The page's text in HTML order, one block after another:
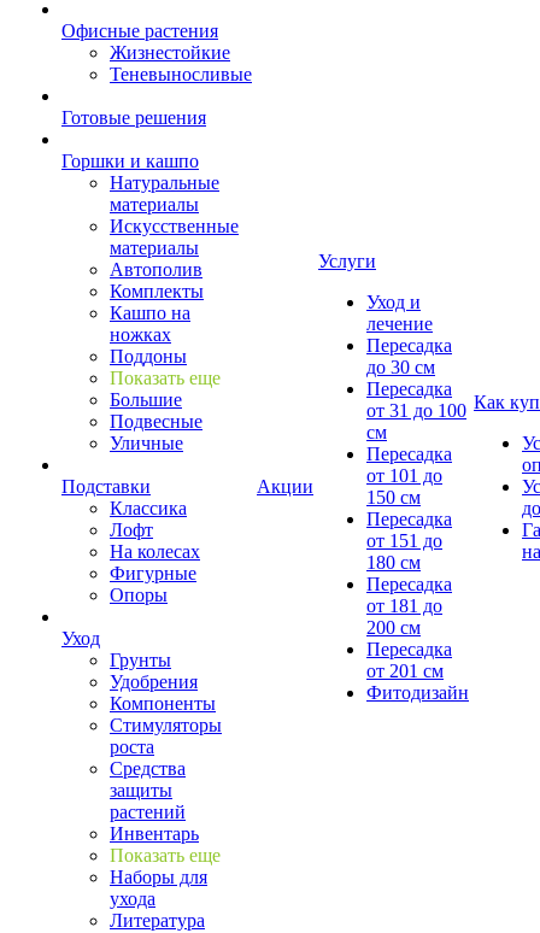
Офисные растения
Жизнестойкие
Теневыносливые
Готовые решения
Горшки и кашпо
Натуральные
материалы
Искусственные
материалы
Автополив
Комплекты
Кашпо на
ножках
Поддоны
Показать еще
Большие
Подвесные
Уличные
Подставки
Классика
Лофт
На колесах
Фигурные
Опоры
Уход
Грунты
Удобрения
Компоненты
Стимуляторы
роста
Средства
защиты
растений
Инвентарь
Показать еще
Наборы для
ухода
Литература
Акции
Услуги
Уход и
лечение
Пересадка
до 30 см
Пересадка
от 31 до 100
см
Пересадка
от 101 до
150 см
Пересадка
от 151 до
180 см
Пересадка
от 181 до
200 см
Пересадка
от 201 см
Фитодизайн
Как